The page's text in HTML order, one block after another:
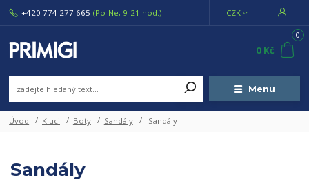
Menu
CZK
+420 774 277 665 (Po-Ne, 9-21 hod.)
0
0 Kč
Úvod Kluci Boty Sandály Sandály
Sandály